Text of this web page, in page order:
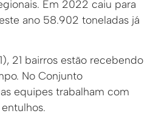
Em 2022 caiu para
ano 58.902 toneladas já
21 bairros estão recebendo
No Conjunto
equipes trabalham com